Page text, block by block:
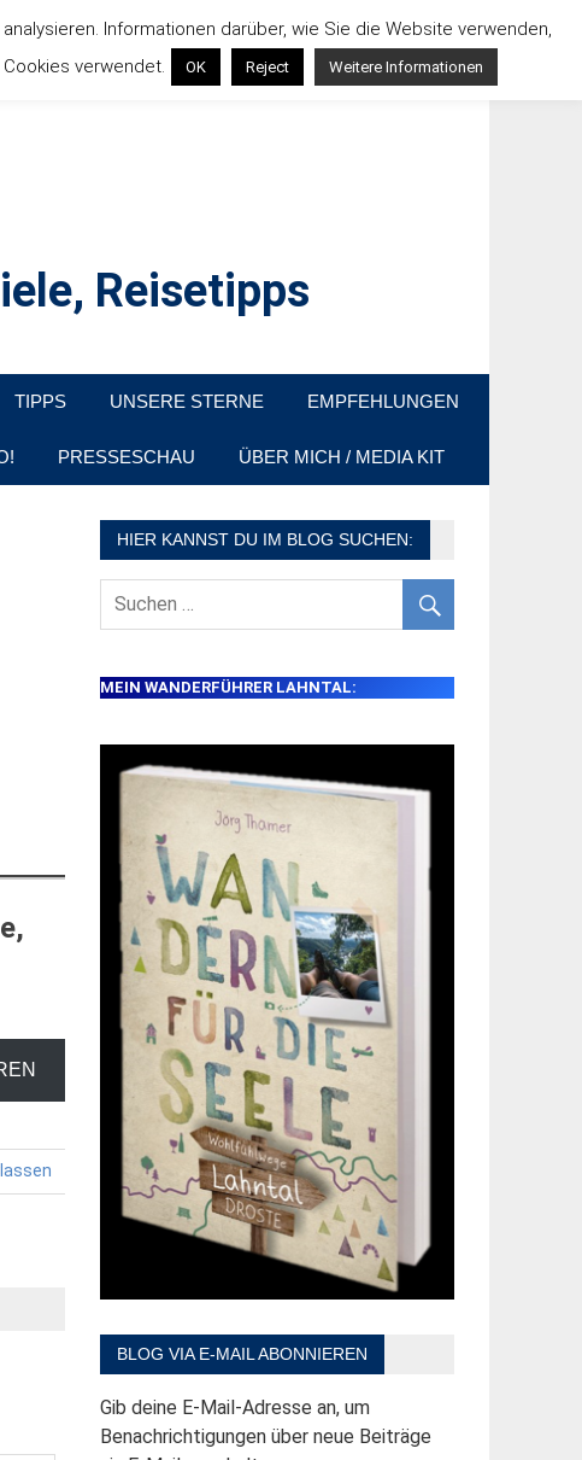
Reisetipps
TIPPS UNSERE STERNE EMPFEHLUNGEN
PRESSESCHAU ÜBER MICH / MEDIA KIT
HIER KANNST DU IM BLOG SUCHEN:
MEIN WANDERFÜHRER LAHNTAL:
BLOG VIA E-MAIL ABONNIEREN
Gib deine E-Mail-Adresse an, um
Benachrichtigungen über neue Beiträge
Informationen darüber, wie Sie die Website verwenden,
verwendet.
OK Reject Weitere Informationen